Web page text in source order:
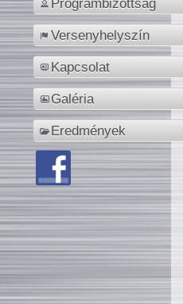
Programbizottság
Versenyhelyszín
Kapcsolat
Galéria
Eredmények